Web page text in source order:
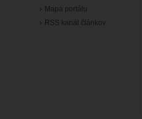
Mapa portálu
RSS kanál článkov